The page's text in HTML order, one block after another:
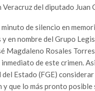
Veracruz del diputado Juan
de silencio en
en nombre del Grupo
Magdaleno Rosales
de este crimen.
Estado (FGE)
que lo más pronto posible